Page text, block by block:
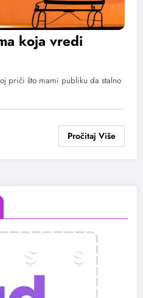
koja vredi
priči što mami publiku da stalno